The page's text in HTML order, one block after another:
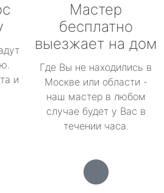
и
Мастер
бесплатно
выезжает на дом
Где Вы не находились в
Москве или области -
наш мастер в любом
случае будет у Вас в
течении часа.